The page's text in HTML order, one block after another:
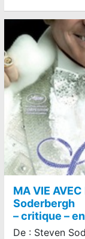
MA VIE
Soderbergh
– critique –
De : Steven